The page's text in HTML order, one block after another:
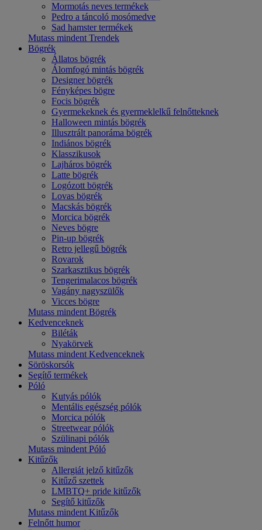
Mormotás neves termékek
Pedro a táncoló mosómedve
Sad hamster termékek
Mutass mindent Trendek
Bögrék
Állatos bögrék
Álomfogó mintás bögrék
Designer bögrék
Fényképes bögre
Focis bögrék
Gyermekeknek és gyermeklelkű felnőtteknek
Halloween mintás bögrék
Illusztrált panoráma bögrék
Indiános bögrék
Klasszikusok
Lajháros bögrék
Latte bögrék
Logózott bögrék
Lovas bögrék
Macskás bögrék
Morcica bögrék
Neves bögre
Pin-up bögrék
Retro jellegű bögrék
Rovarok
Szarkasztikus bögrék
Tengerimalacos bögrék
Vagány nagyszülők
Vicces bögre
Mutass mindent Bögrék
Kedvenceknek
Biléták
Nyakörvek
Mutass mindent Kedvenceknek
Söröskorsók
Segítő termékek
Póló
Kutyás pólók
Mentális egészség pólók
Morcica pólók
Streetwear pólók
Szülinapi pólók
Mutass mindent Póló
Kitűzők
Allergiát jelző kitűzők
Kitűző szettek
LMBTQ+ pride kitűzők
Segítő kitűzők
Mutass mindent Kitűzők
Felnőtt humor